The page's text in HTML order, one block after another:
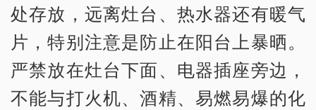
处存放，远离灶台、热水器还有暖气
片，特别注意是防止在阳台上暴晒。
严禁放在灶台下面、电器插座旁边，
不能与打火机、酒精、易燃易爆的化